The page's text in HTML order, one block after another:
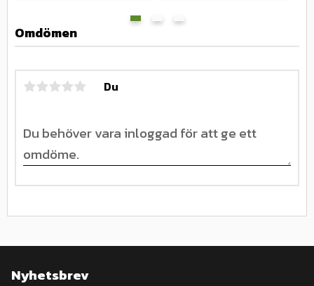
Omdömen
Du
Nyhetsbrev